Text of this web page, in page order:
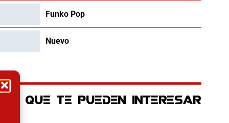
Funko Pop
Nuevo
QUE TE PUEDEN INTERESAR
es: 97.42€.